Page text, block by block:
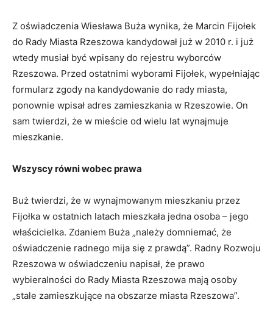
Z oświadczenia Wiesława Buża wynika, że Marcin Fijołek
do Rady Miasta Rzeszowa kandydował już w 2010 r. i już
wtedy musiał być wpisany do rejestru wyborców
Rzeszowa. Przed ostatnimi wyborami Fijołek, wypełniając
formularz zgody na kandydowanie do rady miasta,
ponownie wpisał adres zamieszkania w Rzeszowie. On
sam twierdzi, że w mieście od wielu lat wynajmuje
mieszkanie.
Wszyscy równi wobec prawa
Buż twierdzi, że w wynajmowanym mieszkaniu przez
Fijołka w ostatnich latach mieszkała jedna osoba – jego
właścicielka. Zdaniem Buża „należy domniemać, że
oświadczenie radnego mija się z prawdą”. Radny Rozwoju
Rzeszowa w oświadczeniu napisał, że prawo
wybieralności do Rady Miasta Rzeszowa mają osoby
„stale zamieszkujące na obszarze miasta Rzeszowa”.